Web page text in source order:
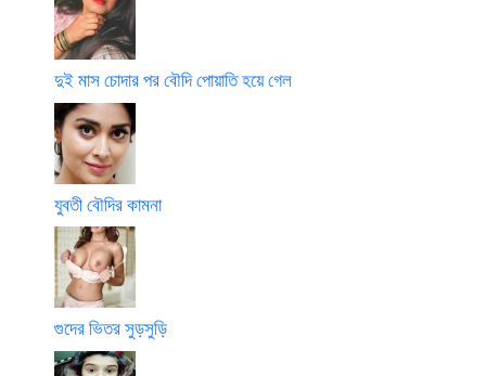
দুই মাস চোদার পর বৌদি পোয়াতি হয়ে গেল
যুবতী বৌদির কামনা
গুদের ভিতর সুড়সুড়ি